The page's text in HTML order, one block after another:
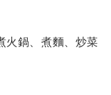
火鍋、煮麵、炒菜